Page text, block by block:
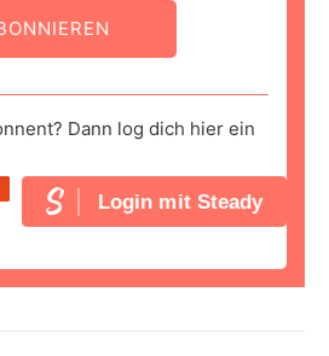
Dann log dich hier ein
Login mit Steady